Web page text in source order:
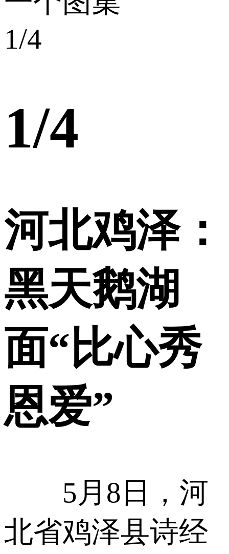
1/4
1/4
河北鸡泽：
黑天鹅湖
面“比心秀
恩爱”
5月8日，河
北省鸡泽县诗经